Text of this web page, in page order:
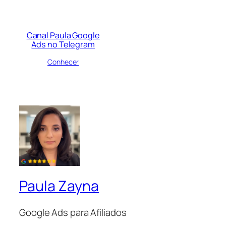
Canal Paula Google
Ads no Telegram
Conhecer
Paula Zayna
Google Ads para Afiliados